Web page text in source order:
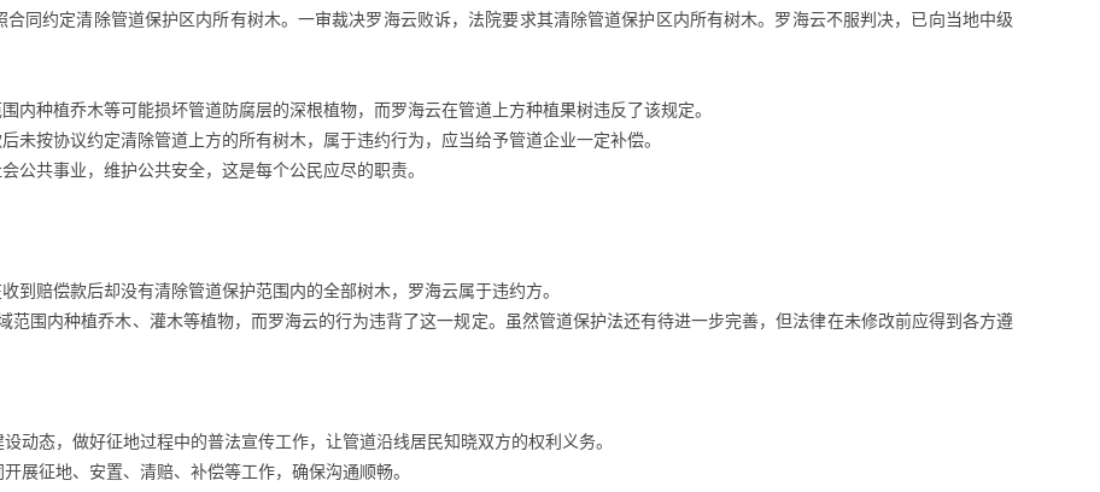
同约定清除管道保护区内所有树木。一审裁决罗海云败诉，法院要求其清除管道保护区内所有树木。罗海云不服判决，已向当地中级
内种植乔木等可能损坏管道防腐层的深根植物，而罗海云在管道上方种植果树违反了该规定。
未按协议约定清除管道上方的所有树木，属于违约行为，应当给予管道企业一定补偿。
公共事业，维护公共安全，这是每个公民应尽的职责。
到赔偿款后却没有清除管道保护范围内的全部树木，罗海云属于违约方。
范围内种植乔木、灌木等植物，而罗海云的行为违背了这一规定。虽然管道保护法还有待进一步完善，但法律在未修改前应得到各方遵
动态，做好征地过程中的普法宣传工作，让管道沿线居民知晓双方的权利义务。
展征地、安置、清赔、补偿等工作，确保沟通顺畅。